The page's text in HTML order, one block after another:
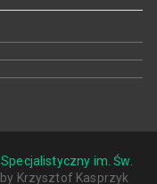
im. Św.
Krzysztof Kasprzyk